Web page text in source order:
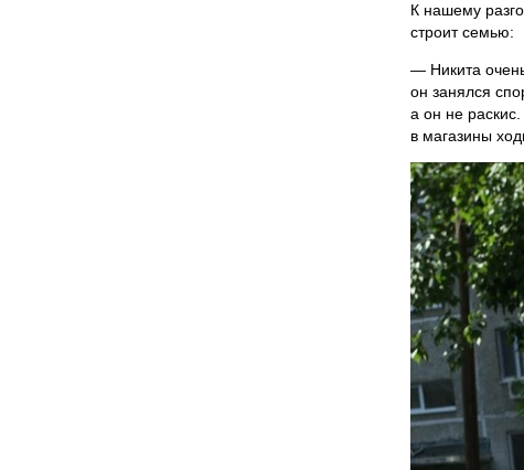
К нашему
строит семью:
— Никита
он занялся
а он не
в магазины